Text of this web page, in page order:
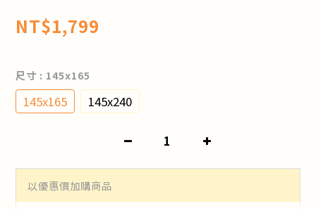
NT$1,799
尺寸 : 145x165
145x165 145x240
以優惠價加購商品